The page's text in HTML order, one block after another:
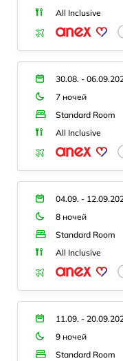
All Inclusive
30.08. -
7 ночей
Standard Room
All Inclusive
04.09. -
8 ночей
Standard Room
All Inclusive
11.09. -
9 ночей
Standard Room